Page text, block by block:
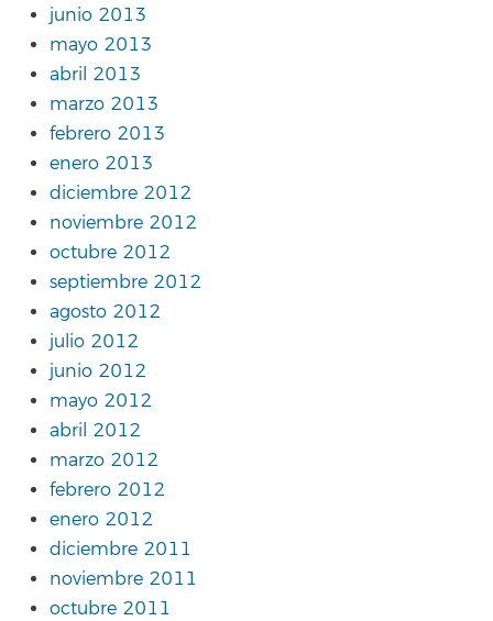
junio 2013
mayo 2013
abril 2013
marzo 2013
febrero 2013
enero 2013
diciembre 2012
noviembre 2012
octubre 2012
septiembre 2012
agosto 2012
julio 2012
junio 2012
mayo 2012
abril 2012
marzo 2012
febrero 2012
enero 2012
diciembre 2011
noviembre 2011
octubre 2011